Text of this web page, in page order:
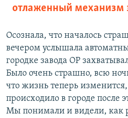
отлаженный механизм
Осознала, что началось
вечером услышала
городке завода ОР
Было очень страшно, всю
что жизнь теперь
происходило в городе после
Мы понимали и видели, как